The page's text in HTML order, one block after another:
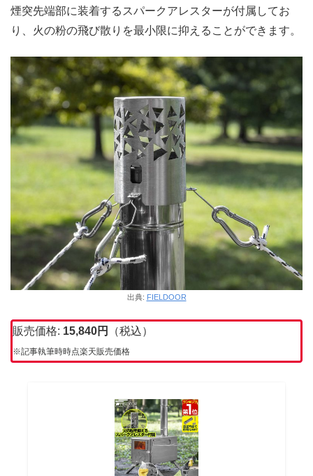
煙突先端部に装着するスパークアレスターが付属してお
り、火の粉の飛び散りを最小限に抑えることができます。
出典: FIELDOOR
販売価格: 15,840円 （税込）
※記事執筆時時点楽天販売価格